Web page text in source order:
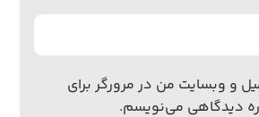
و وبسایت من در مرورگر برای
دیدگاهی می‌نویسم.